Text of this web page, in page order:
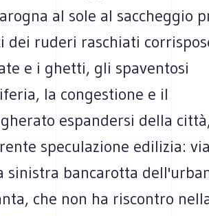
al sole al saccheggio
ruderi raschiati
e i ghetti, gli spaventosi
la congestione e il
espandersi della
speculazione edilizia:
bancarotta
che non ha riscontro